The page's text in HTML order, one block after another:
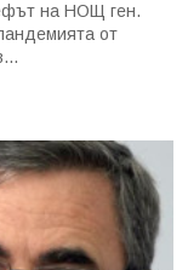
на НОЩ ген.
от